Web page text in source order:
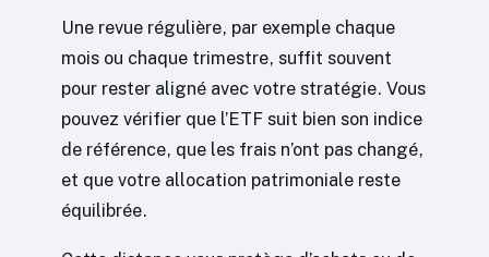
Une revue régulière, par exemple chaque
mois ou chaque trimestre, suffit souvent
pour rester aligné avec votre stratégie. Vous
pouvez vérifier que l’ETF suit bien son indice
de référence, que les frais n’ont pas changé,
et que votre allocation patrimoniale reste
équilibrée.